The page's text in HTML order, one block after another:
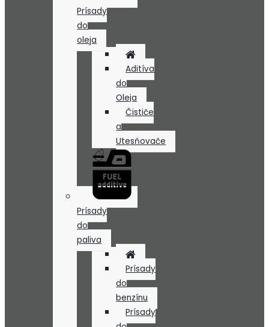
Prísady
do
oleja
Aditíva
do
Oleja
Čističe
a
Utesňovače
Prísady
do
paliva
Prísady
do
benzínu
Prísady